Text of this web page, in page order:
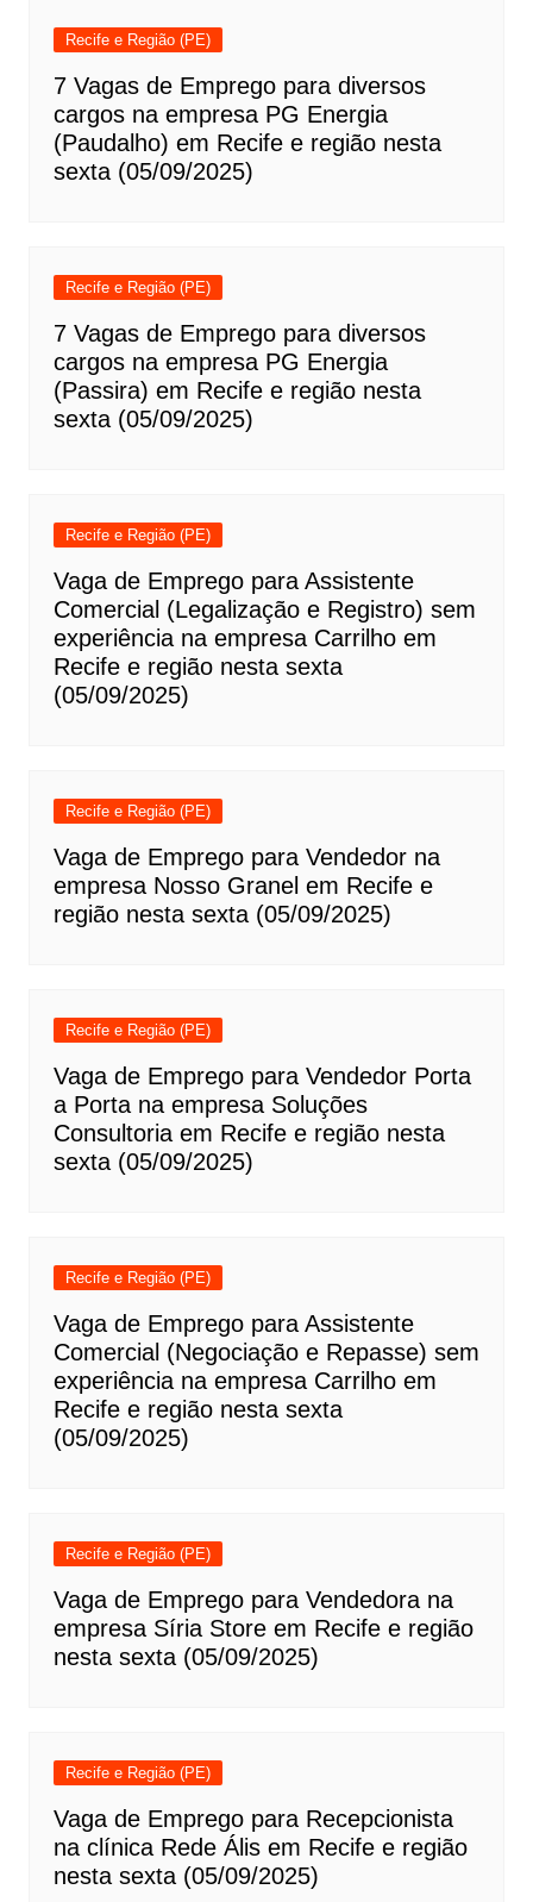
Recife e Região (PE)
7 Vagas de Emprego para diversos
cargos na empresa PG Energia
(Paudalho) em Recife e região nesta
sexta (05/09/2025)
Recife e Região (PE)
7 Vagas de Emprego para diversos
cargos na empresa PG Energia
(Passira) em Recife e região nesta
sexta (05/09/2025)
Recife e Região (PE)
Vaga de Emprego para Assistente
Comercial (Legalização e Registro) sem
experiência na empresa Carrilho em
Recife e região nesta sexta
(05/09/2025)
Recife e Região (PE)
Vaga de Emprego para Vendedor na
empresa Nosso Granel em Recife e
região nesta sexta (05/09/2025)
Recife e Região (PE)
Vaga de Emprego para Vendedor Porta
a Porta na empresa Soluções
Consultoria em Recife e região nesta
sexta (05/09/2025)
Recife e Região (PE)
Vaga de Emprego para Assistente
Comercial (Negociação e Repasse) sem
experiência na empresa Carrilho em
Recife e região nesta sexta
(05/09/2025)
Recife e Região (PE)
Vaga de Emprego para Vendedora na
empresa Síria Store em Recife e região
nesta sexta (05/09/2025)
Recife e Região (PE)
Vaga de Emprego para Recepcionista
na clínica Rede Ális em Recife e região
nesta sexta (05/09/2025)